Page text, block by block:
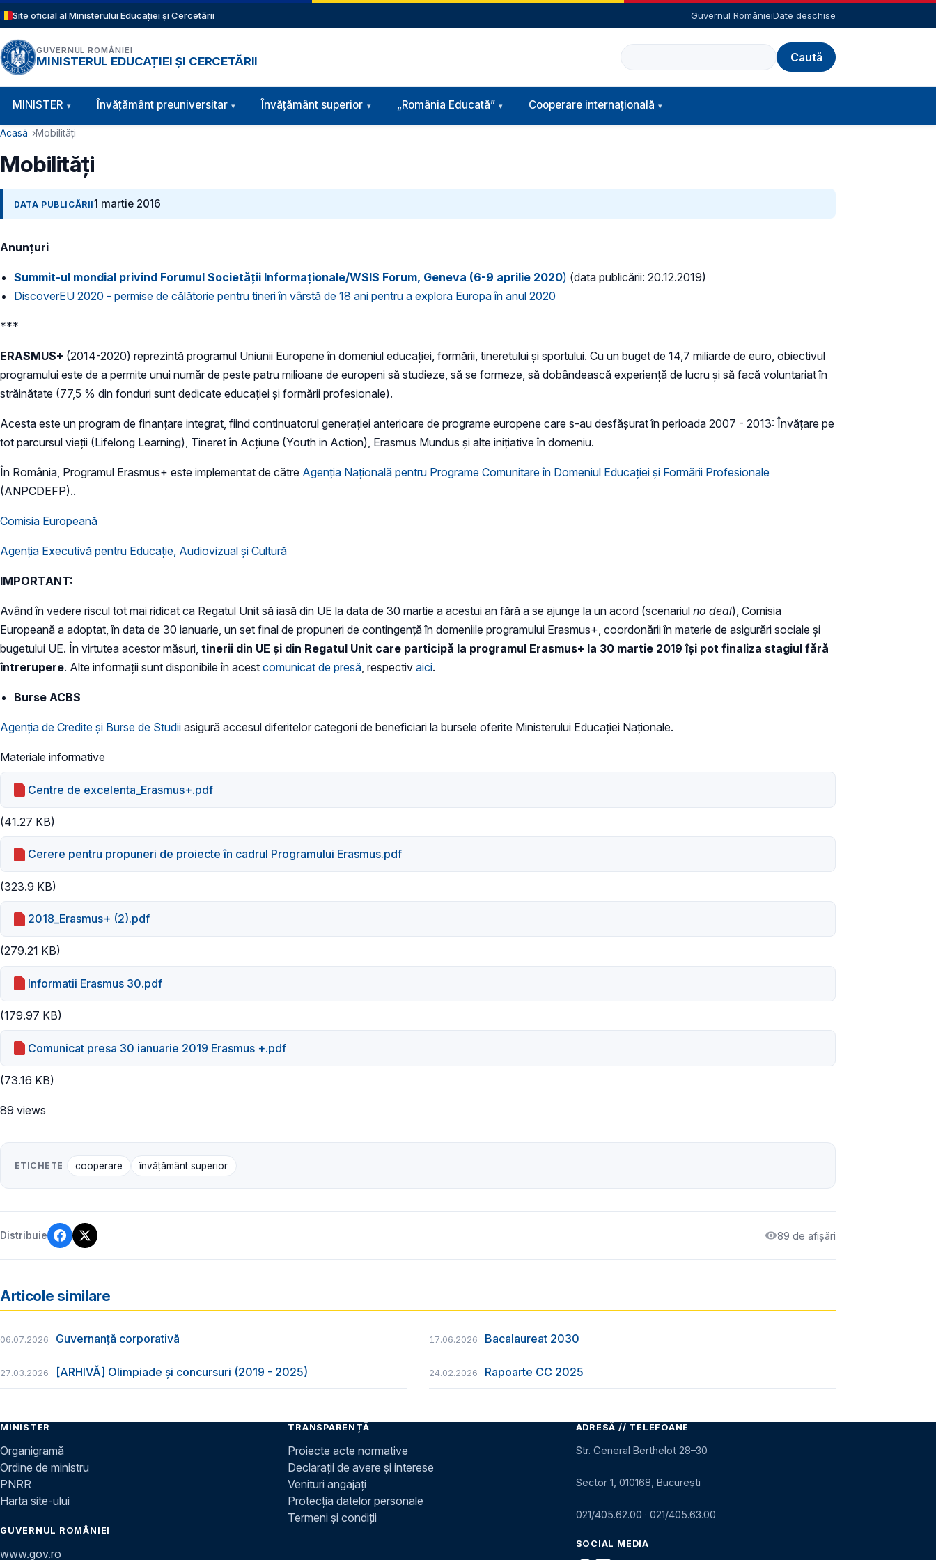
Sari la conținutul principal
Site oficial al Ministerului Educației și Cercetării Guvernul RomânieiDate deschise
GUVERNUL ROMÂNIEI
MINISTERUL EDUCAȚIEI ȘI CERCETĂRII
Caută
Navigație principală
MINISTER Învăţământ preuniversitar Învățământ superior „România Educată” Cooperare internațională
Cale de navigare
Acasă Mobilități
Mobilități
DATA PUBLICĂRII1 martie 2016
Anunțuri
Summit-ul mondial privind Forumul Societății Informaționale/WSIS Forum, Geneva (6-9 aprilie 2020) (data publicării: 20.12.2019)
DiscoverEU 2020 - permise de călătorie pentru tineri în vârstă de 18 ani pentru a explora Europa în anul 2020
***
ERASMUS+ (2014-2020) reprezintă programul Uniunii Europene în domeniul educației, formării, tineretului și sportului. Cu un buget de 14,7 miliarde de euro, obiectivul
programului este de a permite unui număr de peste patru milioane de europeni să studieze, să se formeze, să dobândească experiență de lucru și să facă voluntariat în
străinătate (77,5 % din fonduri sunt dedicate educației și formării profesionale).
Acesta este un program de finanțare integrat, fiind continuatorul generației anterioare de programe europene care s-au desfășurat în perioada 2007 - 2013: Învățare pe
tot parcursul vieții (Lifelong Learning), Tineret în Acțiune (Youth in Action), Erasmus Mundus și alte inițiative în domeniu.
În România, Programul Erasmus+ este implementat de către Agenția Națională pentru Programe Comunitare în Domeniul Educației și Formării Profesionale
(ANPCDEFP)..
Comisia Europeană
Agenția Executivă pentru Educație, Audiovizual și Cultură
IMPORTANT:
Având în vedere riscul tot mai ridicat ca Regatul Unit să iasă din UE la data de 30 martie a acestui an fără a se ajunge la un acord (scenariul no deal), Comisia
Europeană a adoptat, în data de 30 ianuarie, un set final de propuneri de contingență în domeniile programului Erasmus+, coordonării în materie de asigurări sociale și
bugetului UE. În virtutea acestor măsuri, tinerii din UE și din Regatul Unit care participă la programul Erasmus+ la 30 martie 2019 își pot finaliza stagiul fără
întrerupere. Alte informații sunt disponibile în acest comunicat de presă, respectiv aici.
Burse ACBS
Agenţia de Credite şi Burse de Studii asigură accesul diferitelor categorii de beneficiari la bursele oferite Ministerului Educaţiei Naționale.
Materiale informative
Centre de excelenta_Erasmus+.pdf
(41.27 KB)
Cerere pentru propuneri de proiecte în cadrul Programului Erasmus.pdf
(323.9 KB)
2018_Erasmus+ (2).pdf
(279.21 KB)
Informatii Erasmus 30.pdf
(179.97 KB)
Comunicat presa 30 ianuarie 2019 Erasmus +.pdf
(73.16 KB)
89 views
ETICHETE cooperare învățământ superior
Distribuie 89 de afișări
Articole similare
06.07.2026 Guvernanță corporativă 17.06.2026 Bacalaureat 2030
27.03.2026 [ARHIVĂ] Olimpiade și concursuri (2019 - 2025) 24.02.2026 Rapoarte CC 2025
MINISTER
Organigramă
Ordine de ministru
PNRR
Harta site-ului
GUVERNUL ROMÂNIEI
www.gov.ro
TRANSPARENȚĂ
Proiecte acte normative
Declarații de avere și interese
Venituri angajați
Protecția datelor personale
Termeni și condiții
ADRESĂ // TELEFOANE
Str. General Berthelot 28–30
Sector 1, 010168, București
021/405.62.00 · 021/405.63.00
SOCIAL MEDIA